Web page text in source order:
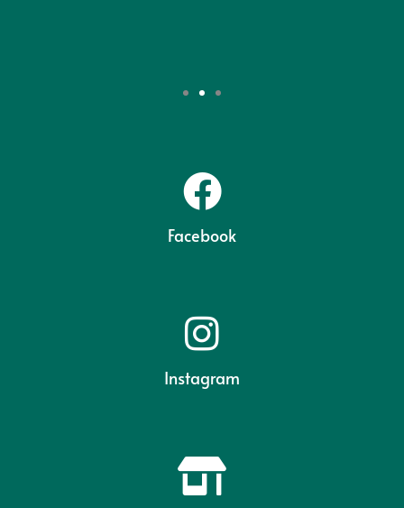
Facebook
Instagram